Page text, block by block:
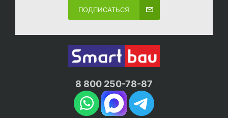
ПОДПИСАТЬСЯ
8 800 250-78-87